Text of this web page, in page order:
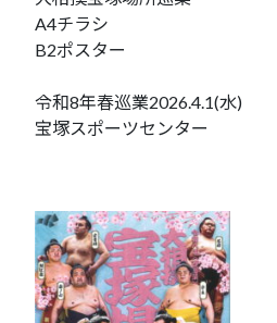
A4チラシ
B2ポスター
令和8年春巡業2026.4.1(水)
宝塚スポーツセンター